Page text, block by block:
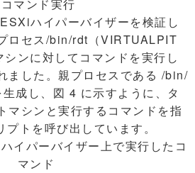
マンド実行
ハイパーバイザーを検証し
ロセス/bin/rdt（VIRTUALPIT
ンに対してコマンドを実行し
ました。親プロセスである /bin/
成し、図 4 に示すように、タ
マシンと実行するコマンドを指
トを呼び出しています。
イパーバイザー上で実行したコ
マンド